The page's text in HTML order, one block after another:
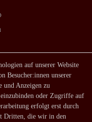
auf unserer Website
Besucher:innen unserer
und Anzeigen zu
oder Zugriffe auf
erfolgt erst durch
Dritten, die wir in den